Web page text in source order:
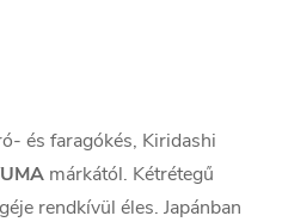
és faragókés, Kiridashi
márkától. Kétrétegű
rendkívül éles. Japánban